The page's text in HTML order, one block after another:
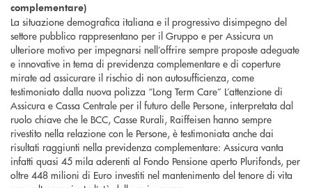
complementare)
La situazione demografica italiana e il progressivo disimpegno del
settore pubblico rappresentano per il Gruppo e per Assicura un
ulteriore motivo per impegnarsi nell’offrire sempre proposte adeguate
e innovative in tema di previdenza complementare e di coperture
mirate ad assicurare il rischio di non autosufficienza, come
testimoniato dalla nuova polizza “Long Term Care” L’attenzione di
Assicura e Cassa Centrale per il futuro delle Persone, interpretata dal
ruolo chiave che le BCC, Casse Rurali, Raiffeisen hanno sempre
rivestito nella relazione con le Persone, è testimoniata anche dai
risultati raggiunti nella previdenza complementare: Assicura vanta
infatti quasi 45 mila aderenti al Fondo Pensione aperto Plurifonds, per
oltre 448 milioni di Euro investiti nel mantenimento del tenore di vita